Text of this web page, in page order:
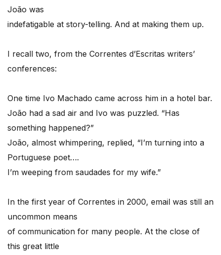
João was
indefatigable at story-telling. And at making them up.
I recall two, from the Correntes d’Escritas writers’
conferences:
One time Ivo Machado came across him in a hotel bar.
João had a sad air and Ivo was puzzled. “Has
something happened?”
João, almost whimpering, replied, “I’m turning into a
Portuguese poet….
I’m weeping from saudades for my wife.”
In the first year of Correntes in 2000, email was still an
uncommon means
of communication for many people. At the close of
this great little